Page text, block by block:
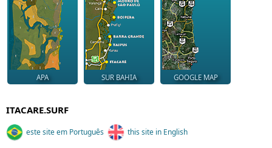
APA SUR BAHIA GOOGLE MAP
ITACARE.SURF
este site em Português this site in English